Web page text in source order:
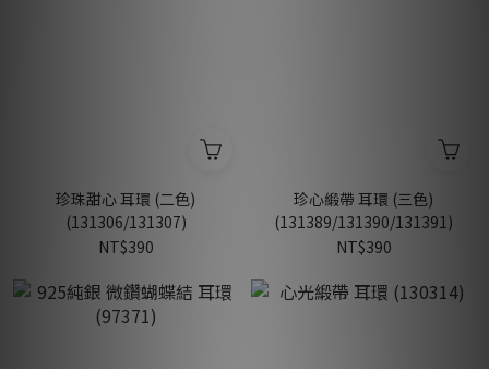
珍珠甜心 耳環 (二色)
(131306/131307)
NT$390
珍心緞帶 耳環 (三色)
(131389/131390/131391)
NT$390